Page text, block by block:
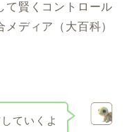
て賢くコントロール
ディア（大百科）
ていくよ